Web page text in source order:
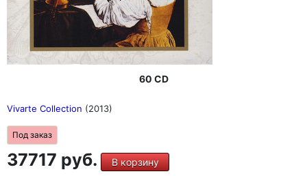
60 CD
Vivarte Collection (2013)
Под заказ
37717 руб. В корзину